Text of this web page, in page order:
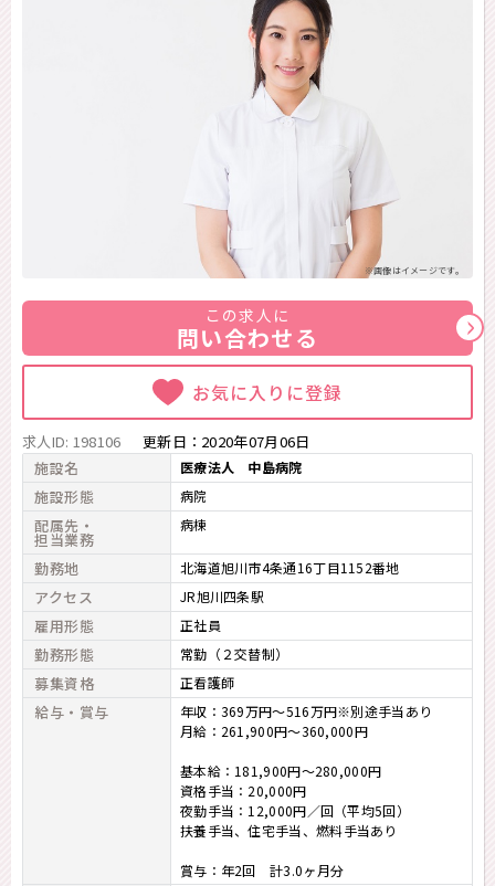
※画像はイメージです。
この求人に
問い合わせる
お気に入りに登録
求人ID: 198106 更新日： 2020年07月06日
施設名
医療法人 中島病院
施設形態 病院
配属先・
担当業務
病棟
勤務地 北海道旭川市4条通16丁目1152番地
アクセス JR旭川四条駅
雇用形態 正社員
勤務形態 常勤（２交替制）
募集資格 正看護師
給与・賞与
年収：369万円～516万円※別途手当あり
月給：261,900円～360,000円
基本給：181,900円～280,000円
資格手当：20,000円
夜勤手当：12,000円／回（平均5回）
扶養手当、住宅手当、燃料手当あり
賞与：年2回 計3.0ヶ月分